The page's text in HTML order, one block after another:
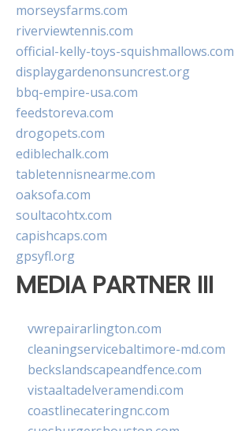
morseysfarms.com
riverviewtennis.com
official-kelly-toys-squishmallows.com
displaygardenonsuncrest.org
bbq-empire-usa.com
feedstoreva.com
drogopets.com
ediblechalk.com
tabletennisnearme.com
oaksofa.com
soultacohtx.com
capishcaps.com
gpsyfl.org
MEDIA PARTNER III
vwrepairarlington.com
cleaningservicebaltimore-md.com
beckslandscapeandfence.com
vistaaltadelveramendi.com
coastlinecateringnc.com